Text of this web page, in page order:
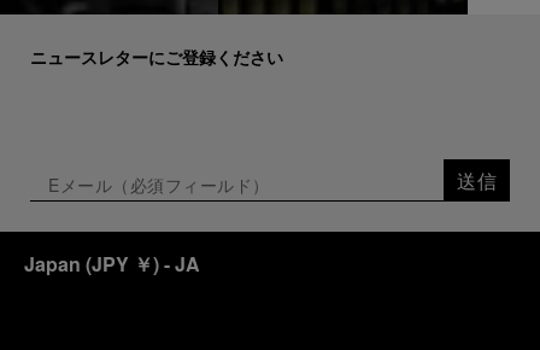
ニュースレターにご登録ください
送信
Japan (JPY ￥)- JA